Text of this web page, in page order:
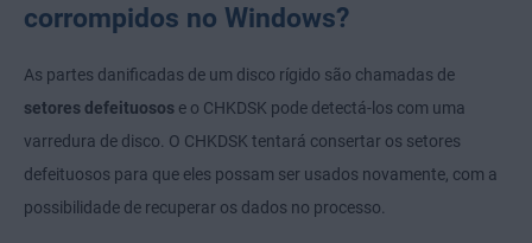
corrompidos no Windows?
As partes danificadas de um disco rígido são chamadas de
setores defeituosos e o CHKDSK pode detectá-los com uma
varredura de disco. O CHKDSK tentará consertar os setores
defeituosos para que eles possam ser usados novamente, com a
possibilidade de recuperar os dados no processo.